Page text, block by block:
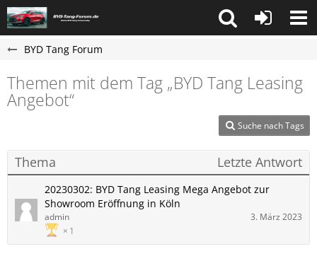
BYD Tang Forum
Themen mit dem Tag „BYD Tang Leasing
Angebot“
Suche nach Tags
Thema Letzte Antwort
20230302: BYD Tang Leasing Mega Angebot zur
Showroom Eröffnung in Köln
1
admin 3. März 2023